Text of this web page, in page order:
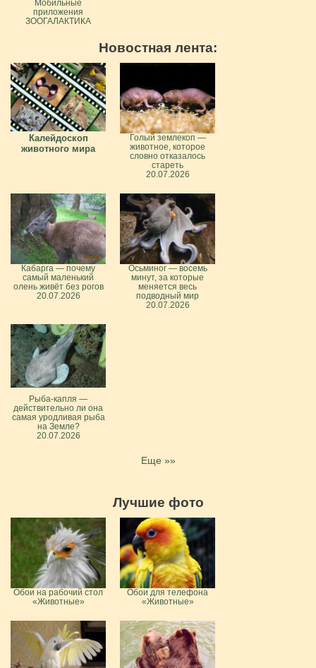
Мобильные
приложения
ЗООГАЛАКТИКА
Новостная лента:
Калейдоскоп
животного мира
Голый землекоп —
животное, которое
словно отказалось
стареть
20.07.2026
Кабарга — почему
самый маленький
олень живёт без рогов
20.07.2026
Осьминог — восемь
минут, за которые
меняется весь
подводный мир
20.07.2026
Рыба-капля —
действительно ли она
самая уродливая рыба
на Земле?
20.07.2026
Еще »»
Лучшие фото
Обои на рабочий стол
«Животные»
Обои для телефона
«Животные»